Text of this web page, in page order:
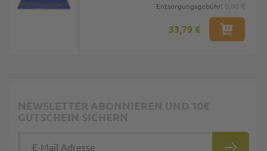
Entsorgungsgebühr:
33,79 €